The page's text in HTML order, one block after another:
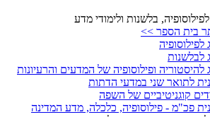
בלשנות ולימודי מדע
בית הספר >>
לפילוסופיה
לבלשנות
להיסטוריה ופילוסופיה של המדעים והרעיונות
לתואר שני במדעי הדתות
קוגניטיביים של השפה
פכ"מ - פילוסופיה, כלכלה, מדע המדינה